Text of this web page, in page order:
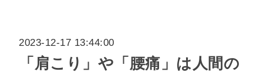
2023-12-17 13:44:00
「肩こり」や「腰痛」は人間の